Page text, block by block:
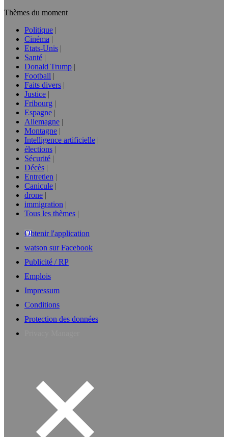
Thèmes du moment
Politique
Cinéma
Etats-Unis
Santé
Donald Trump
Football
Faits divers
Justice
Fribourg
Espagne
Allemagne
Montagne
Intelligence artificielle
élections
Sécurité
Décès
Entretien
Canicule
drone
immigration
Tous les thèmes
Obtenir l'application
watson sur Facebook
Publicité / RP
Emplois
Impressum
Conditions
Protection des données